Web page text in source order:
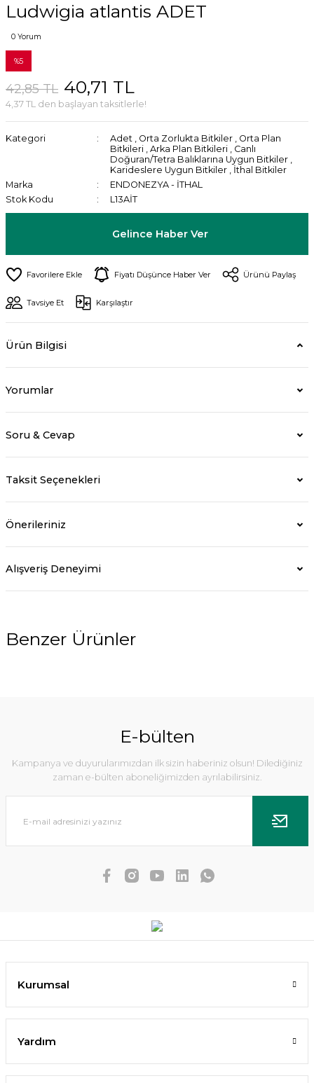
Ludwigia atlantis ADET
0 Yorum
%5
42,85 TL 40,71 TL
4,37 TL den başlayan taksitlerle!
Kategori Adet , Orta Zorlukta Bitkiler , Orta Plan
Bitkileri , Arka Plan Bitkileri , Canlı
Doğuran/Tetra Balıklarına Uygun Bitkiler ,
Karideslere Uygun Bitkiler , İthal Bitkiler
Marka
ENDONEZYA - İTHAL
Stok Kodu
L13AİT
Gelince Haber Ver
Fiyatı Düşünce Haber Ver Ürünü Paylaş
Tavsiye Et Karşılaştır
Ürün Bilgisi
Yorumlar
Soru & Cevap
Taksit Seçenekleri
Önerileriniz
Alışveriş Deneyimi
Benzer Ürünler
2.633,93 TL
2.370,54 TL
E-bülten
Kampanya ve duyurularımızdan ilk sizin haberiniz olsun! Dilediğiniz
zaman e-bülten aboneliğimizden ayrılabilirsiniz.
Kurumsal
Yardım